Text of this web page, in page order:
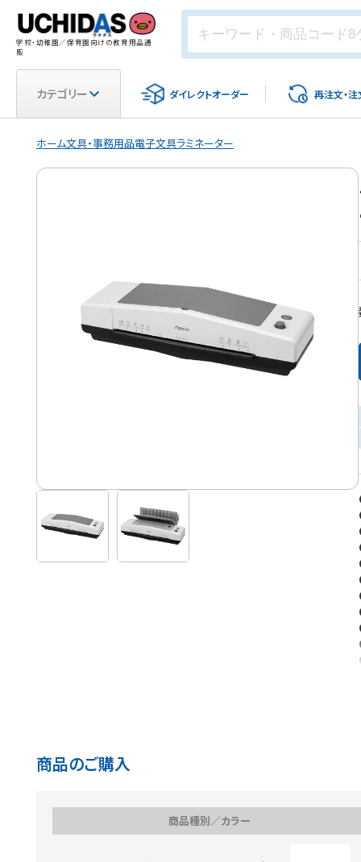
学校・幼稚園／保育園向けの教育用品通
販
カテゴリー ダイレクトオーダー 再注文・注
ホーム文具・事務用品電子文具ラミネーター
商品のご購入
商品種別／カラー